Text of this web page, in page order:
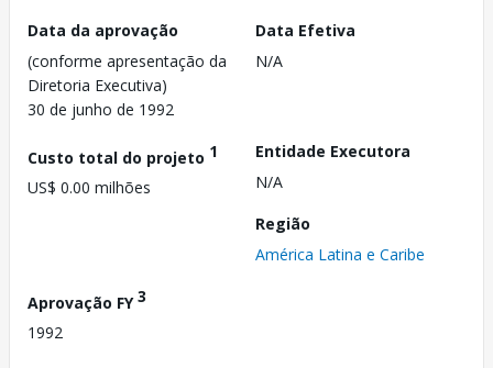
Data da aprovação
(conforme apresentação da
Diretoria Executiva)
30 de junho de 1992
Data Efetiva
N/A
Custo total do projeto 1
US$ 0.00 milhões
Entidade Executora
N/A
Região
América Latina e Caribe
Aprovação FY3
1992